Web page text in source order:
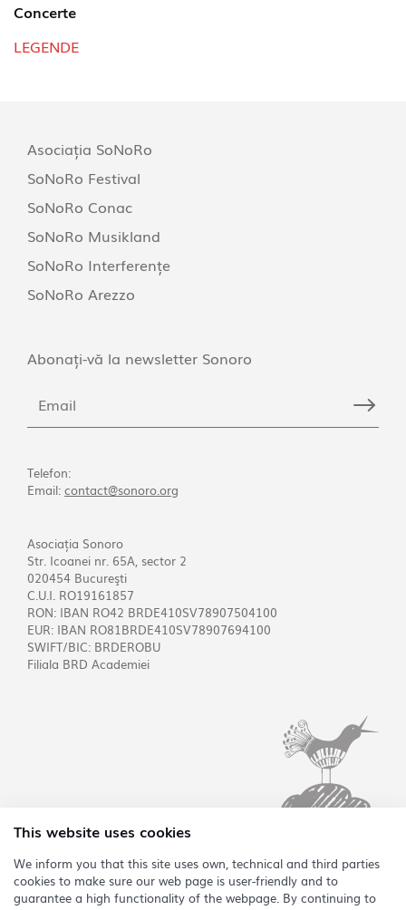
Concerte
LEGENDE
Asociația SoNoRo
SoNoRo Festival
SoNoRo Conac
SoNoRo Musikland
SoNoRo Interferențe
SoNoRo Arezzo
Abonați-vă la newsletter Sonoro
Telefon:
Email: contact@sonoro.org
Asociația Sonoro
Str. Icoanei nr. 65A, sector 2
020454 Bucureşti
C.U.I. RO19161857
RON: IBAN RO42 BRDE410SV78907504100
EUR: IBAN RO81BRDE410SV78907694100
SWIFT/BIC: BRDEROBU
Filiala BRD Academiei
EN
This website uses cookies
We inform you that this site uses own, technical and third parties
cookies to make sure our web page is user-friendly and to
guarantee a high functionality of the webpage. By continuing to